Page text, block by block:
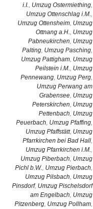
i.I., Umzug Ostermiething,
Umzug Ottenschlag i.M.,
Umzug Ottensheim, Umzug
Ottnang a.H., Umzug
Pabneukirchen, Umzug
Palting, Umzug Pasching,
Umzug Pattigham, Umzug
Peilstein i.M., Umzug
Pennewang, Umzug Perg,
Umzug Perwang am
Grabensee, Umzug
Peterskirchen, Umzug
Pettenbach, Umzug
Peuerbach, Umzug Pfaffing,
Umzug Pfaffstätt, Umzug
Pfarrkirchen bei Bad Hall,
Umzug Pfarrkirchen i.M.,
Umzug Piberbach, Umzug
Pichl b.W., Umzug Pierbach,
Umzug Pilsbach, Umzug
Pinsdorf, Umzug Pischelsdorf
am Engelbach, Umzug
Pitzenberg, Umzug Pollham,